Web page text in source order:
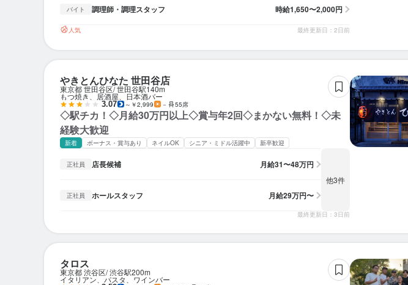
バイト 調理師・調理スタッフ 時給1,650〜2,000円
人気 最終更新日：2日前
やきとんひなた 世田谷店
東京都 世田谷区 世田谷駅140m
もつ焼き、居酒屋、日本酒バー
3.07 ～￥2,999 － 55席
◇駅チカ！◇月給30万円以上◇賞与年2回◇まかない無料！◇未
経験大歓迎
新着 ボーナス・賞与あり ネイルOK シニア・ミドル活躍中 新卒歓迎
正社員 店長候補 月給31〜48万円
正社員 ホールスタッフ 月給29万円〜
他3件
最終更新日：3日前
タロス
東京都 渋谷区 渋谷駅200m
イタリアン、パスタ、ワインバー